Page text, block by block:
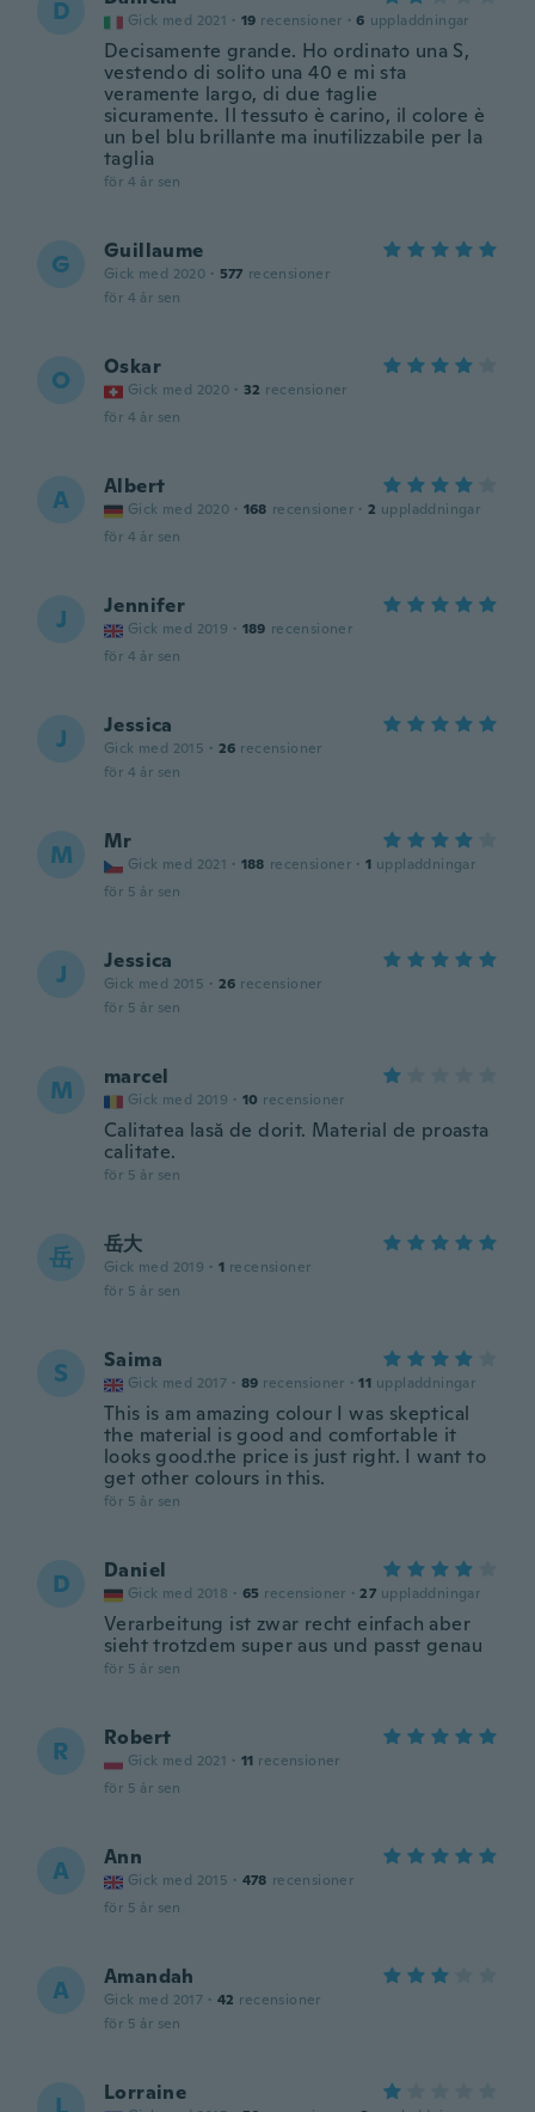
D Gick med 2021 · 19 recensioner · 6 uppladdningar
Decisamente grande. Ho ordinato una S,
vestendo di solito una 40 e mi sta
veramente largo, di due taglie
sicuramente. Il tessuto è carino, il colore è
un bel blu brillante ma inutilizzabile per la
taglia
för 4 år sen
G Guillaume
Gick med 2020 · 577 recensioner
för 4 år sen
O Oskar
Gick med 2020 · 32 recensioner
för 4 år sen
A Albert
Gick med 2020 · 168 recensioner · 2 uppladdningar
för 4 år sen
J Jennifer
Gick med 2019 · 189 recensioner
för 4 år sen
J Jessica
Gick med 2015 · 26 recensioner
för 4 år sen
M Mr
Gick med 2021 · 188 recensioner · 1 uppladdningar
för 5 år sen
J Jessica
Gick med 2015 · 26 recensioner
för 5 år sen
M marcel
Gick med 2019 · 10 recensioner
Calitatea lasă de dorit. Material de proasta
calitate.
för 5 år sen
岳 岳大
Gick med 2019 · 1 recensioner
för 5 år sen
S Saima
Gick med 2017 · 89 recensioner · 11 uppladdningar
This is am amazing colour I was skeptical
the material is good and comfortable it
looks good.the price is just right. I want to
get other colours in this.
för 5 år sen
D Daniel
Gick med 2018 · 65 recensioner · 27 uppladdningar
Verarbeitung ist zwar recht einfach aber
sieht trotzdem super aus und passt genau
för 5 år sen
R Robert
Gick med 2021 · 11 recensioner
för 5 år sen
A Ann
Gick med 2015 · 478 recensioner
för 5 år sen
A Amandah
Gick med 2017 · 42 recensioner
för 5 år sen
Lorraine